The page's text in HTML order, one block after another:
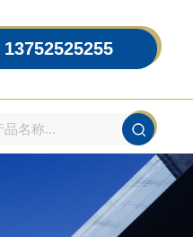
13752525255